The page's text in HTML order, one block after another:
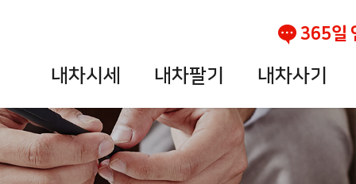
365일
내차시세 내차팔기 내차사기